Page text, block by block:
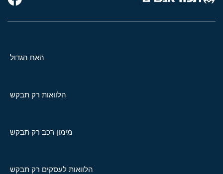
האח הגדול
הלוואות רק תבקש
מימון רכב רק תבקש
הלוואות לעסקים רק תבקש